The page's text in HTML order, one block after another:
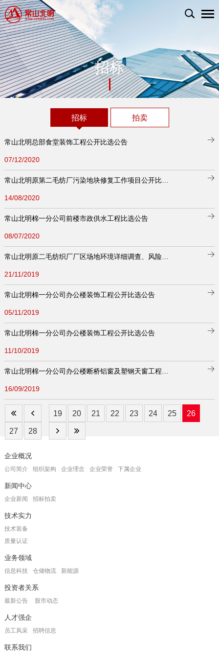
招标
招标 拍卖
常山北明总部食堂装饰工程公开比选公告
07/12/2020
常山北明原第二毛纺厂污染地块修复工作项目公开比选公告
14/08/2020
常山北明棉一分公司前楼市政供水工程比选公告
08/07/2020
常山北明原二毛纺织厂厂区场地环境详细调查、风险评估项目等工作公开比选公告
21/11/2019
常山北明棉一分公司办公楼装饰工程公开比选公告
05/11/2019
常山北明棉一分公司办公楼装饰工程公开比选公告
11/10/2019
16/09/2019
19 20 21 22 23 24 25 26
27 28
企业概况
公司简介 组织架构 企业理念 企业荣誉 下属企业
新闻中心
企业新闻 招标拍卖
技术实力
技术装备
质量认证
业务领域
信息科技 仓储物流 新能源
投资者关系
最新公告 股市动态
人才强企
员工风采 招聘信息
联系我们